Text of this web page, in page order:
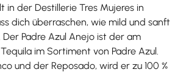
in der Destillerie Tres Mujeres in
dich überraschen, wie mild und sanft
Der Padre Azul Anejo ist der am
im Sortiment von Padre Azul.
und der Reposado, wird er zu 100 %